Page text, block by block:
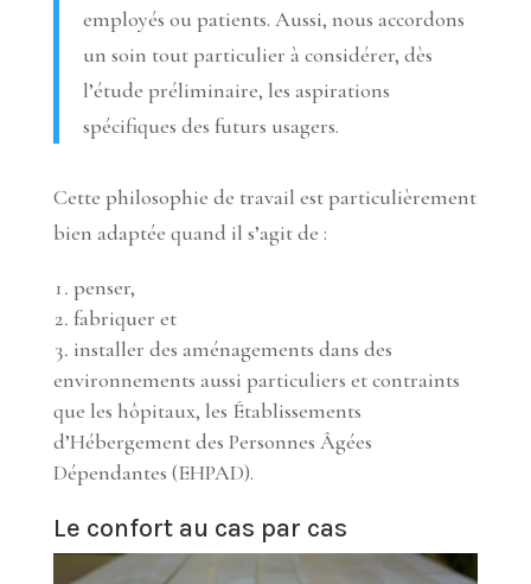
employés ou patients. Aussi, nous accordons
un soin tout particulier à considérer, dès
l’étude préliminaire, les aspirations
spécifiques des futurs usagers.
Cette philosophie de travail est particulièrement
bien adaptée quand il s’agit de :
penser,
fabriquer et
installer des aménagements dans des
environnements aussi particuliers et contraints
que les hôpitaux, les Établissements
d’Hébergement des Personnes Âgées
Dépendantes (EHPAD).
Le confort au cas par cas